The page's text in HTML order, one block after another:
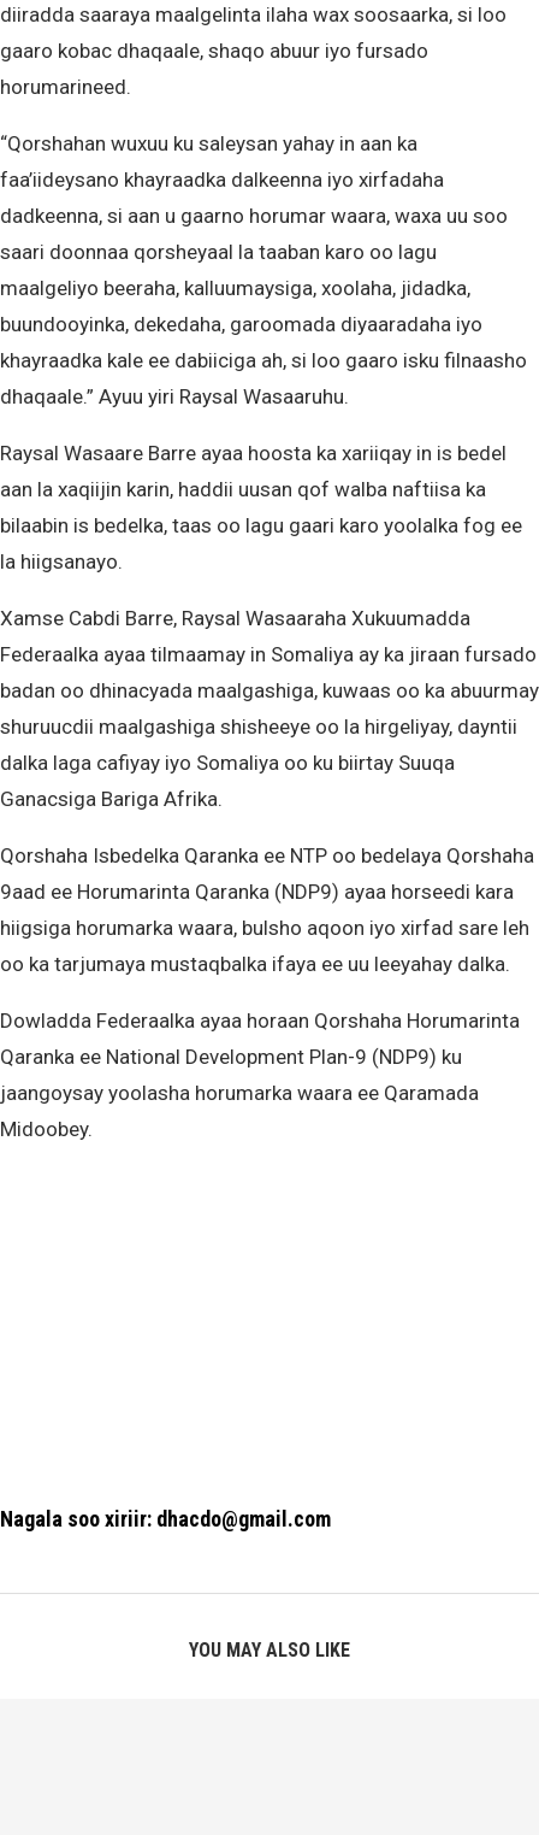
diiradda saaraya maalgelinta ilaha wax soosaarka, si loo
gaaro kobac dhaqaale, shaqo abuur iyo fursado
horumarineed.
“Qorshahan wuxuu ku saleysan yahay in aan ka
faa’iideysano khayraadka dalkeenna iyo xirfadaha
dadkeenna, si aan u gaarno horumar waara, waxa uu soo
saari doonnaa qorsheyaal la taaban karo oo lagu
maalgeliyo beeraha, kalluumaysiga, xoolaha, jidadka,
buundooyinka, dekedaha, garoomada diyaaradaha iyo
khayraadka kale ee dabiiciga ah, si loo gaaro isku filnaasho
dhaqaale.” Ayuu yiri Raysal Wasaaruhu.
Raysal Wasaare Barre ayaa hoosta ka xariiqay in is bedel
aan la xaqiijin karin, haddii uusan qof walba naftiisa ka
bilaabin is bedelka, taas oo lagu gaari karo yoolalka fog ee
la hiigsanayo.
Xamse Cabdi Barre, Raysal Wasaaraha Xukuumadda
Federaalka ayaa tilmaamay in Somaliya ay ka jiraan fursado
badan oo dhinacyada maalgashiga, kuwaas oo ka abuurmay
shuruucdii maalgashiga shisheeye oo la hirgeliyay, dayntii
dalka laga cafiyay iyo Somaliya oo ku biirtay Suuqa
Ganacsiga Bariga Afrika.
Qorshaha Isbedelka Qaranka ee NTP oo bedelaya Qorshaha
9aad ee Horumarinta Qaranka (NDP9) ayaa horseedi kara
hiigsiga horumarka waara, bulsho aqoon iyo xirfad sare leh
oo ka tarjumaya mustaqbalka ifaya ee uu leeyahay dalka.
Dowladda Federaalka ayaa horaan Qorshaha Horumarinta
Qaranka ee National Development Plan-9 (NDP9) ku
jaangoysay yoolasha horumarka waara ee Qaramada
Midoobey.
Nagala soo xiriir: dhacdo@gmail.com
YOU MAY ALSO LIKE